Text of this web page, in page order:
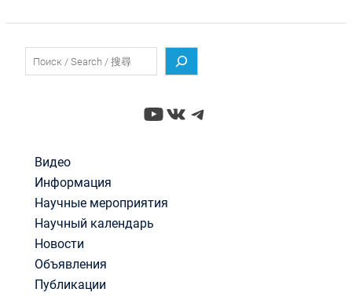
YouTube
ВКонтакте
Telegram
Видео
Информация
Научные мероприятия
Научный календарь
Новости
Объявления
Публикации